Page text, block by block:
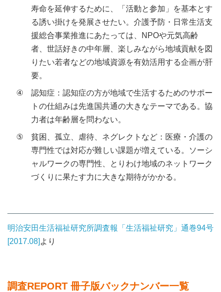
寿命を延伸するために、「活動と参加」を基本とす
る誘い掛けを発展させたい。介護予防・日常生活支
援総合事業推進にあたっては、NPOや元気高齢
者、世話好きの中年層、楽しみながら地域貢献を図
りたい若者などの地域資源を有効活用する企画が肝
要。
④
認知症：認知症の方が地域で生活するためのサポー
トの仕組みは先進国共通の大きなテーマである。協
力者は年齢層を問わない。
⑤
貧困、孤立、虐待、ネグレクトなど：医療・介護の
専門性では対応が難しい課題が増えている。ソーシ
ャルワークの専門性、とりわけ地域のネットワーク
づくりに果たす力に大きな期待がかかる。
明治安田生活福祉研究所調査報「生活福祉研究」通巻94号
[2017.08] より
調査REPORT 冊子版バックナンバー一覧